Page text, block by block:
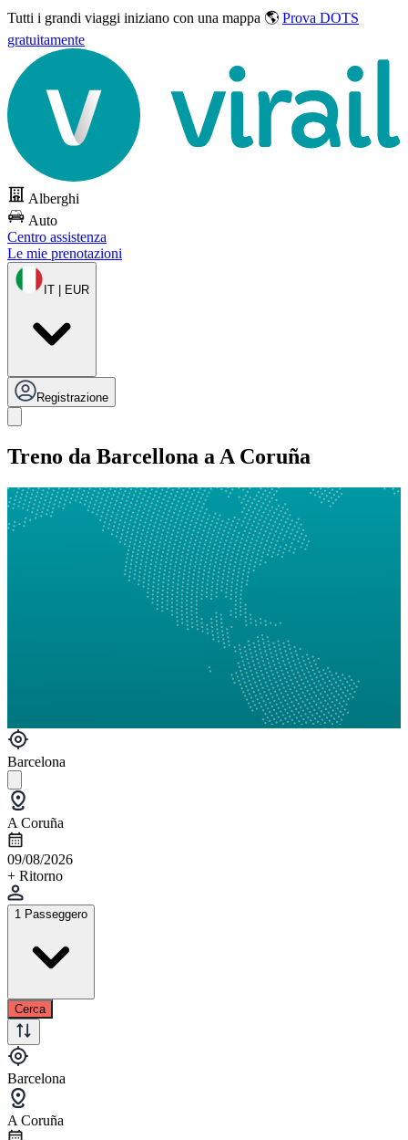
Tutti i grandi viaggi iniziano con una mappa 🌎 Prova DOTS
gratuitamente
Alberghi
Auto
Centro assistenza
Le mie prenotazioni
IT | EUR
Registrazione
Treno da Barcellona a A Coruña
Barcelona
A Coruña
09/08/2026
+ Ritorno
1 Passeggero
Cerca
Barcelona
A Coruña